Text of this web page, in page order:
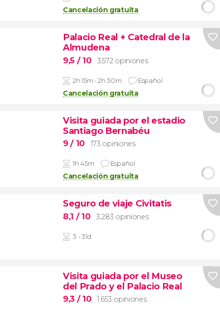
Cancelación gratuita
Palacio Real + Catedral de la
Almudena
9,5 / 10 3.572 opiniones
2h 15m - 2h 30m Español
Cancelación gratuita
Visita guiada por el estadio
Santiago Bernabéu
9/ 10 173 opiniones
1h 45m Español
Cancelación gratuita
Seguro de viaje Civitatis
8,1 / 10 3.283 opiniones
3 - 31d
Visita guiada por el Museo
del Prado y el Palacio Real
9,3 / 10 1.653 opiniones